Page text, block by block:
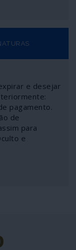
e desejar
pagamento.
de
para
e